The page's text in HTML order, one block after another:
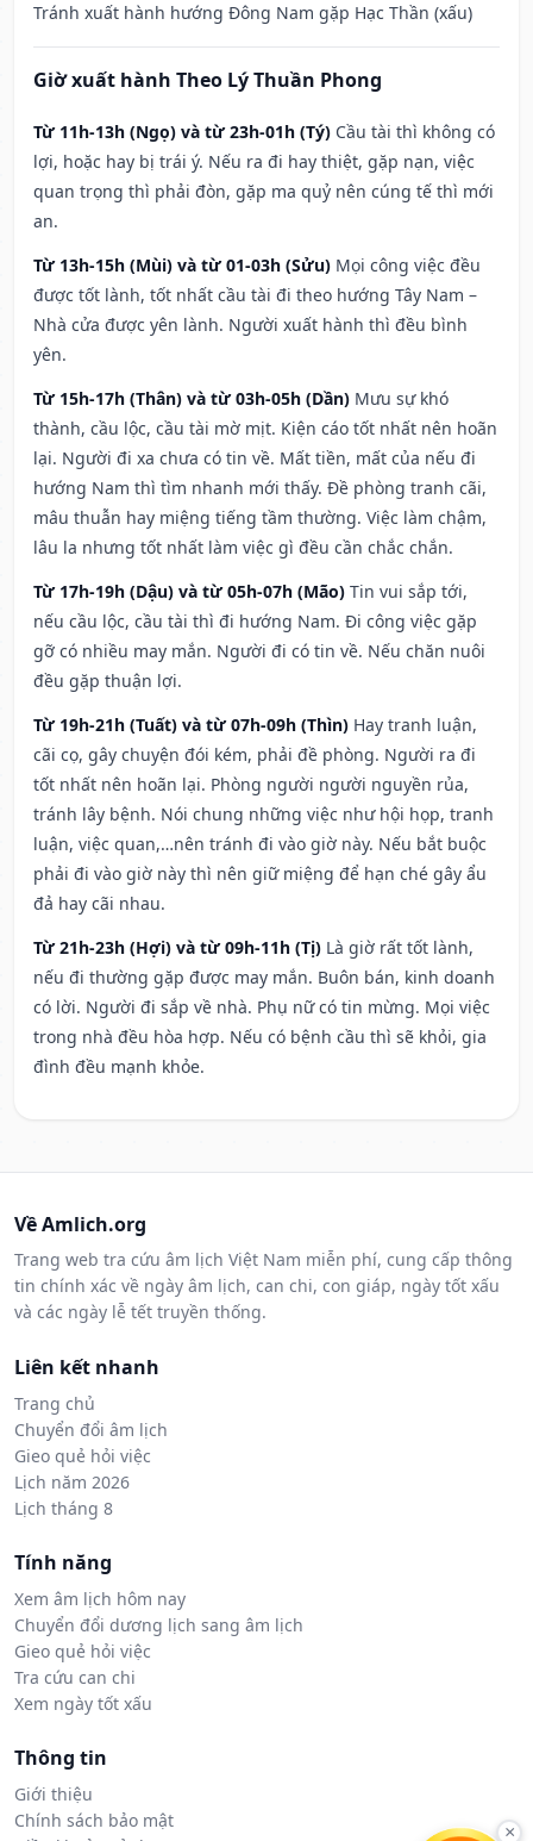
Tránh xuất hành hướng Đông Nam gặp Hạc Thần (xấu)
Giờ xuất hành Theo Lý Thuần Phong
Từ 11h-13h (Ngọ) và từ 23h-01h (Tý) Cầu tài thì không có
lợi, hoặc hay bị trái ý. Nếu ra đi hay thiệt, gặp nạn, việc
quan trọng thì phải đòn, gặp ma quỷ nên cúng tế thì mới
an.
Từ 13h-15h (Mùi) và từ 01-03h (Sửu) Mọi công việc đều
được tốt lành, tốt nhất cầu tài đi theo hướng Tây Nam –
Nhà cửa được yên lành. Người xuất hành thì đều bình
yên.
Từ 15h-17h (Thân) và từ 03h-05h (Dần) Mưu sự khó
thành, cầu lộc, cầu tài mờ mịt. Kiện cáo tốt nhất nên hoãn
lại. Người đi xa chưa có tin về. Mất tiền, mất của nếu đi
hướng Nam thì tìm nhanh mới thấy. Đề phòng tranh cãi,
mâu thuẫn hay miệng tiếng tầm thường. Việc làm chậm,
lâu la nhưng tốt nhất làm việc gì đều cần chắc chắn.
Từ 17h-19h (Dậu) và từ 05h-07h (Mão) Tin vui sắp tới,
nếu cầu lộc, cầu tài thì đi hướng Nam. Đi công việc gặp
gỡ có nhiều may mắn. Người đi có tin về. Nếu chăn nuôi
đều gặp thuận lợi.
Từ 19h-21h (Tuất) và từ 07h-09h (Thìn) Hay tranh luận,
cãi cọ, gây chuyện đói kém, phải đề phòng. Người ra đi
tốt nhất nên hoãn lại. Phòng người người nguyền rủa,
tránh lây bệnh. Nói chung những việc như hội họp, tranh
luận, việc quan,…nên tránh đi vào giờ này. Nếu bắt buộc
phải đi vào giờ này thì nên giữ miệng để hạn ché gây ẩu
đả hay cãi nhau.
Từ 21h-23h (Hợi) và từ 09h-11h (Tị) Là giờ rất tốt lành,
nếu đi thường gặp được may mắn. Buôn bán, kinh doanh
có lời. Người đi sắp về nhà. Phụ nữ có tin mừng. Mọi việc
trong nhà đều hòa hợp. Nếu có bệnh cầu thì sẽ khỏi, gia
đình đều mạnh khỏe.
Về Amlich.org
Trang web tra cứu âm lịch Việt Nam miễn phí, cung cấp thông
tin chính xác về ngày âm lịch, can chi, con giáp, ngày tốt xấu
và các ngày lễ tết truyền thống.
Liên kết nhanh
Trang chủ
Chuyển đổi âm lịch
Gieo quẻ hỏi việc
Lịch năm 2026
Lịch tháng 8
Tính năng
Xem âm lịch hôm nay
Chuyển đổi dương lịch sang âm lịch
Gieo quẻ hỏi việc
Tra cứu can chi
Xem ngày tốt xấu
Thông tin
Giới thiệu
Chính sách bảo mật
×